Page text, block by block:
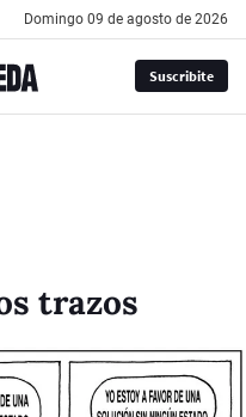
domingo 09 de agosto de 2026
Suscribite
trazos